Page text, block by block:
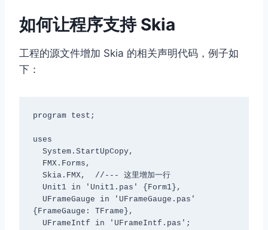
如何让程序支持 Skia
工程的源文件增加 Skia 的相关声明代码，例子如
下：
program test;
uses
{FrameGauge: TFrame},